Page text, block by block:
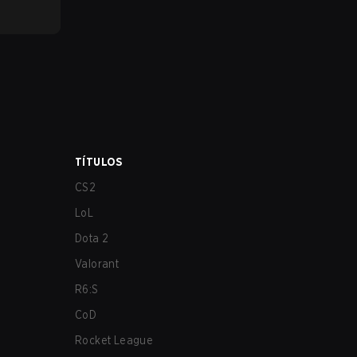
TÍTULOS
CS2
LoL
Dota 2
Valorant
R6:S
CoD
Rocket League